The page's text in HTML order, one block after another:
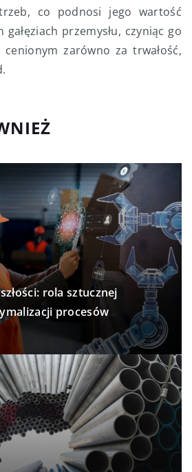
co podnosi jego wartość
przemysłu, czyniąc go
cenionym zarówno za trwałość,
rola sztucznej
procesów